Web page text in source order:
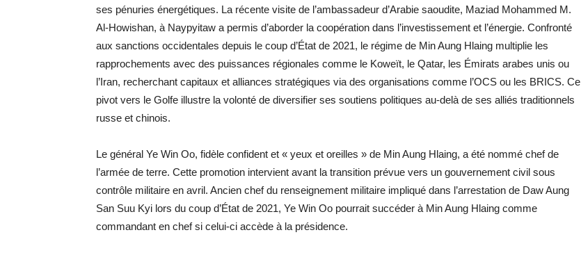
ses pénuries énergétiques. La récente visite de l’ambassadeur d’Arabie saoudite, Maziad Mohammed M.
Al-Howishan, à Naypyitaw a permis d’aborder la coopération dans l’investissement et l’énergie. Confronté
aux sanctions occidentales depuis le coup d’État de 2021, le régime de Min Aung Hlaing multiplie les
rapprochements avec des puissances régionales comme le Koweït, le Qatar, les Émirats arabes unis ou
l’Iran, recherchant capitaux et alliances stratégiques via des organisations comme l’OCS ou les BRICS. Ce
pivot vers le Golfe illustre la volonté de diversifier ses soutiens politiques au-delà de ses alliés traditionnels
russe et chinois.
Le général Ye Win Oo, fidèle confident et « yeux et oreilles » de Min Aung Hlaing, a été nommé chef de
l’armée de terre. Cette promotion intervient avant la transition prévue vers un gouvernement civil sous
contrôle militaire en avril. Ancien chef du renseignement militaire impliqué dans l’arrestation de Daw Aung
San Suu Kyi lors du coup d’État de 2021, Ye Win Oo pourrait succéder à Min Aung Hlaing comme
commandant en chef si celui-ci accède à la présidence.